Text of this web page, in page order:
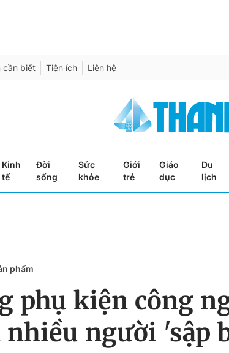
cần biết Tiện ích Liên hệ
Kinh
tế
Đời
sống
Sức
khỏe
Giới
trẻ
Giáo
dục
Du
lịch
phẩm
phụ kiện công
người 'sập